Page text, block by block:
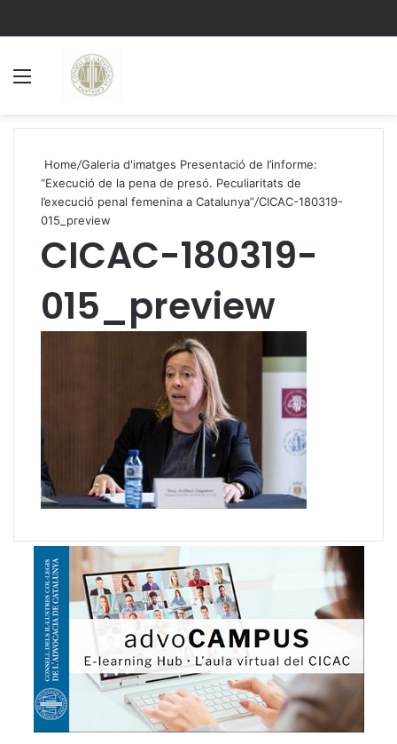
Home/Galeria d'imatges Presentació de l’informe:
“Execució de la pena de presó. Peculiaritats de
l’execució penal femenina a Catalunya”/CICAC-180319-
015_preview
CICAC-180319-
015_preview